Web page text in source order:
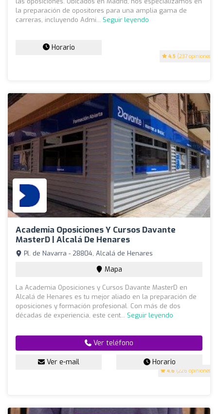
4.5 (237 opiniones)
la preparación de opositores para una amplia gama de
carreras, incluyendo Admi... Seguir leyendo
Horario
Academia Oposiciones Y Cursos Davante
MasterD | Alcalá De Henares
4.6 (226 opiniones)
Pl. de Navarra - 28804, Alcalá de Henares
Mapa
La Academia Oposiciones y Cursos Davante MasterD en
Alcalá de Henares es tu mejor aliado en la preparación de
oposiciones y formación profesional. Con más de dos
décadas de experiencia, este cent... Seguir leyendo
Ver teléfono
Ver e-mail Horario